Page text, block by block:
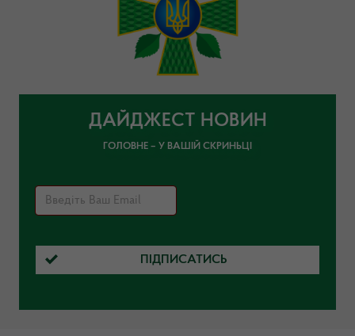
ДАЙДЖЕСТ НОВИН
ГОЛОВНЕ – У ВАШІЙ СКРИНЬЦІ
ПІДПИСАТИСЬ